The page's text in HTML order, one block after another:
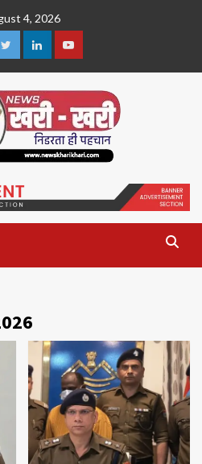
4, 2026
TwitterLinkedinYoutube